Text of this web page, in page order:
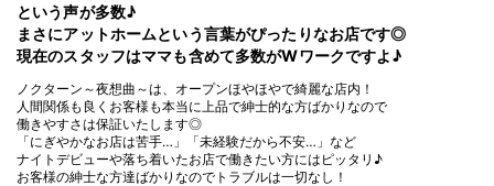
という声が多数♪
まさにアットホームという言葉がぴったりなお店です◎
現在のスタッフはママも含めて多数がWワークですよ♪
ノクターン～夜想曲～は、オープンほやほやで綺麗な店内！
人間関係も良くお客様も本当に上品で紳士的な方ばかりなので
働きやすさは保証いたします◎
「にぎやかなお店は苦手…」「未経験だから不安…」など
ナイトデビューや落ち着いたお店で働きたい方にはピッタリ♪
お客様の紳士な方達ばかりなのでトラブルは一切なし！